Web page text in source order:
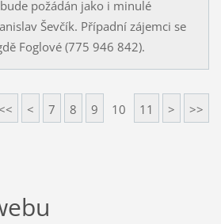
požádán jako i minulé
Ševčík. Případní zájemci se
Foglové (775 946 842).
< 7 8 9 10 11 > >>